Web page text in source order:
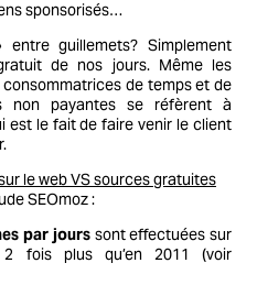
sponsorisés…
guillemets? Simplement
de nos jours. Même les
de temps et de
non payantes se réfèrent à
est le fait de faire venir le client
SEOmoz :
par jourssont effectuées sur
fois plus qu’en 2011 (voir